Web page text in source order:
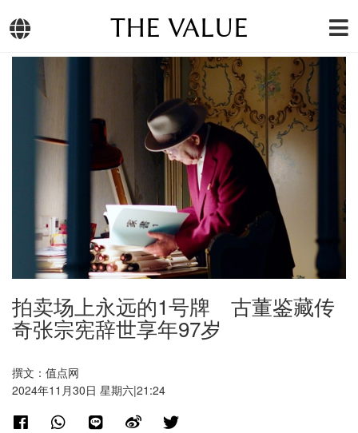
THE VALUE
拍卖场上永远的1号牌 古董鉴藏传
奇张宗宪辞世享年97岁
撰文：值点网
2024年11月30日 星期六|21:24